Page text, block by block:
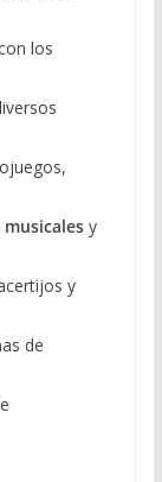
los
y
y
de